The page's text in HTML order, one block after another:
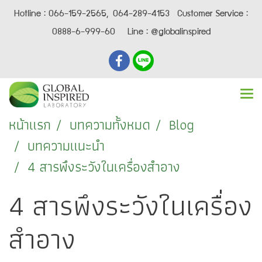
Hotline : 066-159-2565, 064-289-4153 Customer Service :
0888-6-999-60 Line : @globalinspired
หน้าแรก บทความทั้งหมด
Blog
บทความแนะนำ
4 สารพึงระวังในเครื่องสำอาง
4 สารพึงระวังในเครื่อง
สำอาง